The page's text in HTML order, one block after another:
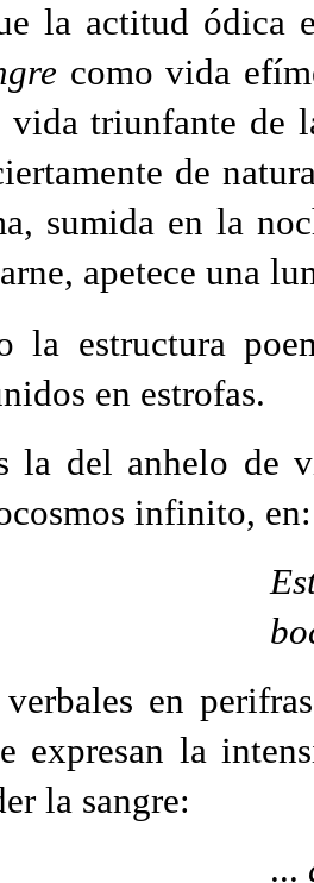
la actitud ódica
como vida
triunfante de
de
sumida en la
apetece una
la estructura
en estrofas.
la del anhelo de
infinito, en:
verbales en
expresan la
la sangre:
...